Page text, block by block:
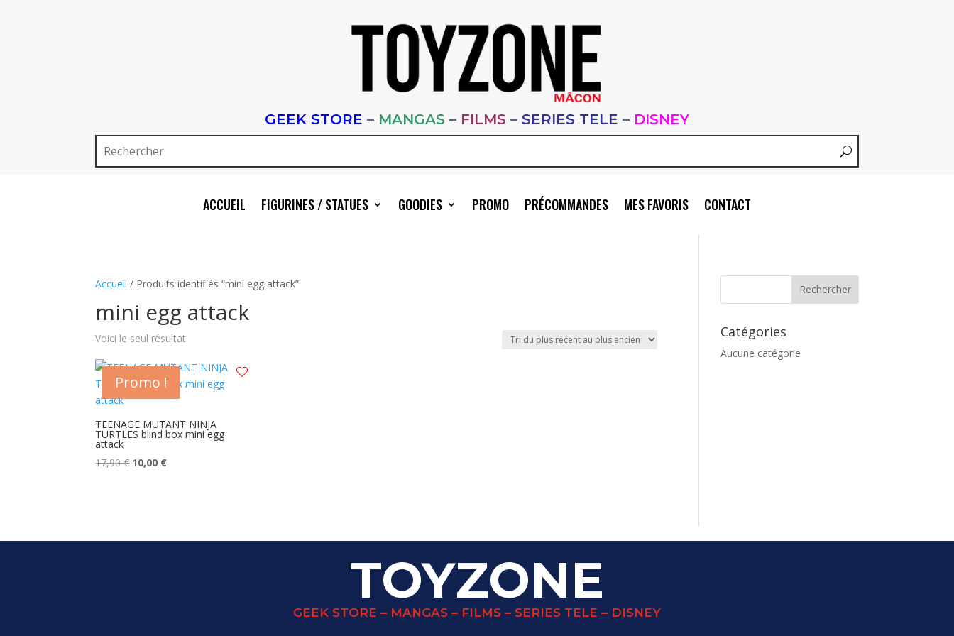
GEEK STORE – MANGAS – FILMS – SERIES TELE – DISNEY
ACCUEIL FIGURINES / STATUES GOODIES PROMO PRÉCOMMANDES MES FAVORIS CONTACT
Accueil / Produits identifiés “mini egg attack”
mini egg attack
Voici le seul résultat
Promo !
TEENAGE MUTANT NINJA
TURTLES blind box mini egg
attack
17,90€ Le
10,00 €Le
Catégories
Aucune catégorie
TOYZONE
GEEK STORE – MANGAS – FILMS – SERIES TELE – DISNEY